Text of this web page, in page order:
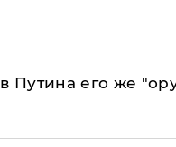
Путина его же